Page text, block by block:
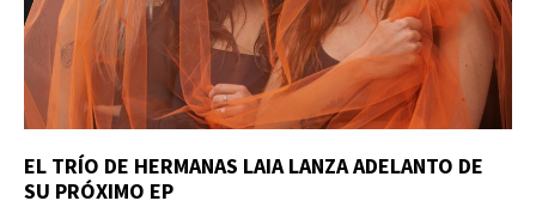
EL TRÍO DE HERMANAS LAIA LANZA ADELANTO DE
SU PRÓXIMO EP